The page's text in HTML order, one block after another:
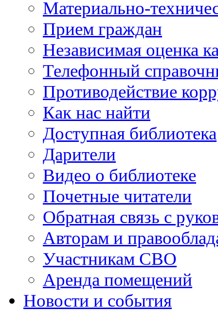
Материально-
Прием граждан
Независимая оценка
Телефонный
Противодействие
Как нас найти
Доступная библиотека
Дарители
Видео о библиотеке
Почетные читатели
Обратная связь с
Авторам и
Участникам СВО
Аренда помещений
Новости и события